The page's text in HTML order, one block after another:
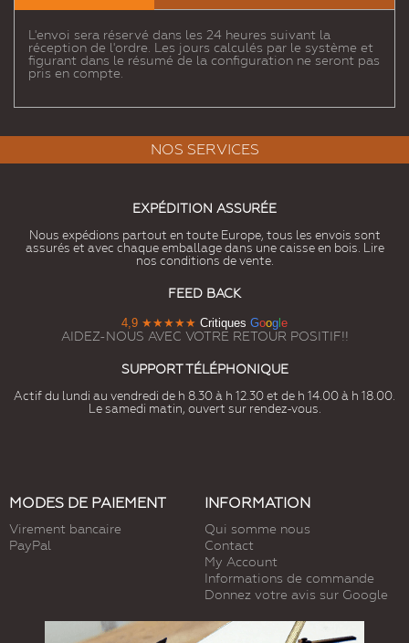
L'envoi sera réservé dans les 24 heures suivant la
réception de l'ordre. Les jours calculés par le système et
figurant dans le résumé de la configuration ne seront pas
pris en compte.
NOS SERVICES
EXPÉDITION ASSURÉE
Nous expédions partout en toute Europe, tous les envois sont
assurés et avec chaque emballage dans une caisse en bois. Lire
nos conditions de vente.
FEED BACK
4,9 ★★★★★ Critiques Goog e
AIDEZ-NOUS AVEC VOTRE RETOUR POSITIF!!
SUPPORT TÉLÉPHONIQUE
Actif du lundi au vendredi de h 8.30 à h 12.30 et de h 14.00 à h 18.00.
Le samedi matin, ouvert sur rendez-vous.
MODES DE PAIEMENT
Virement bancaire
PayPal
INFORMATION
Qui somme nous
Contact
My Account
Informations de commande
Donnez votre avis sur Google